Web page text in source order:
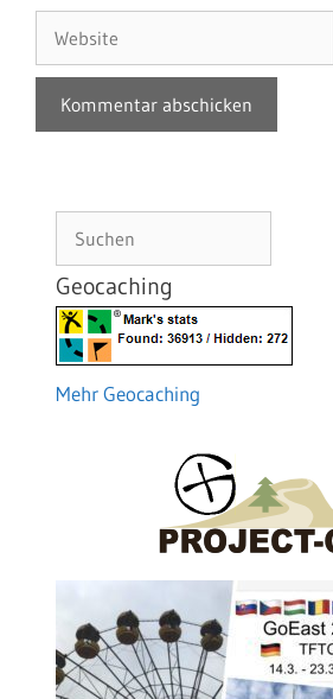
Adresse
Suchen
Geocaching
Mehr Geocaching